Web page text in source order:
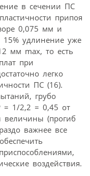
в сечении ПС
припоя
0,075 мм и
15% удлинение уже
мм max, то есть
при
легко
ПС (16).
грубо
= 1/2,2 = 0,45 от
величины (прогиб
важнее все
воздействия.